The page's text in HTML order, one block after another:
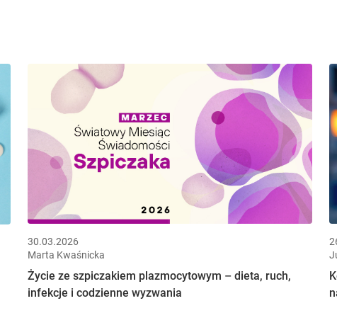
30.03.2026
Marta Kwaśnicka
Życie ze szpiczakiem plazmocytowym – dieta, ruch,
infekcje i codzienne wyzwania